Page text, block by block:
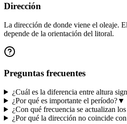
Dirección
La dirección de donde viene el oleaje.
depende de la orientación del litoral.
Preguntas frecuentes
¿Cuál es la diferencia entre altura
¿Por qué es importante el período?▼
¿Con qué frecuencia se actualizan
¿Por qué la dirección no coincide